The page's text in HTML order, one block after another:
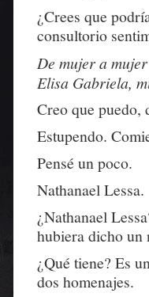
¿Crees que
consultorio
De mujer a mujer
Elisa Gabriela,
Creo que puedo,
Estupendo.
Pensé un poco.
Nathanael Lessa.
¿Nathanael
hubiera dicho un
¿Qué tiene? Es
dos homenajes.